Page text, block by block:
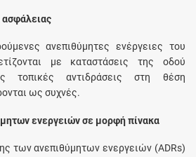
ανεπιθύμητες ενέργειες του
με καταστάσεις της οδού
τοπικές αντιδράσεις στη θέση
ως συχνές.
ενεργειών σε μορφή πίνακα
των ανεπιθύμητων ενεργειών (ADRs)